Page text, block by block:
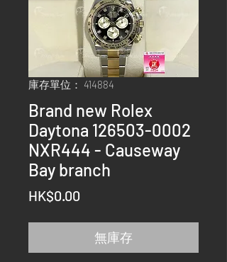
庫存單位： 414884
Brand new Rolex
Daytona 126503-0002
NXR444 - Causeway
Bay branch
HK$0.00
無庫存